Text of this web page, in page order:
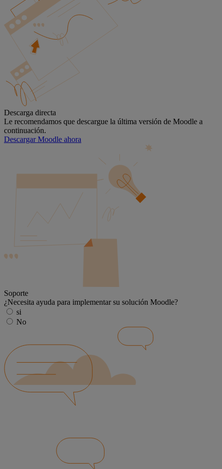
Descarga directa
Le recomendamos que descargue la última versión de Moodle a
continuación.
Descargar Moodle ahora
Soporte
¿Necesita ayuda para implementar su solución Moodle?
si
No